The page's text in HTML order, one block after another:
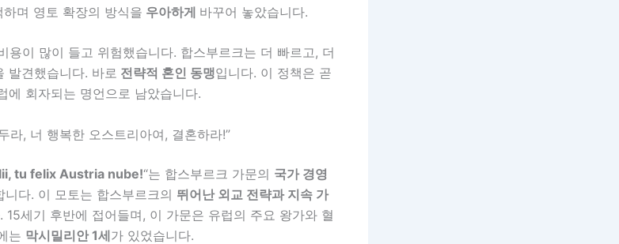
하며 영토 확장의 방식을 우아하게 바꾸어 놓았습니다.
용이 많이 들고 위험했습니다. 합스부르크는 더 빠르고, 더
발견했습니다. 바로 전략적 혼인 동맹입니다. 이 정책은 곧
에 회자되는 명언으로 남았습니다.
라, 너 행복한 오스트리아여, 결혼하라!”
tu felix Austria nube!“는 합스부르크 가문의 국가 경영
다. 이 모토는 합스부르크의 뛰어난 외교 전략과 지속 가
15세기 후반에 접어들며, 이 가문은 유럽의 주요 왕가와 혈
는 막시밀리안 1세가 있었습니다.